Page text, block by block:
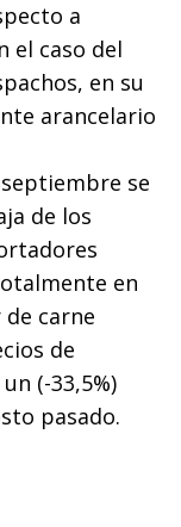
a
el caso del
en su
arancelario
se
de los
en
carne
de
(-33,5%)
pasado.